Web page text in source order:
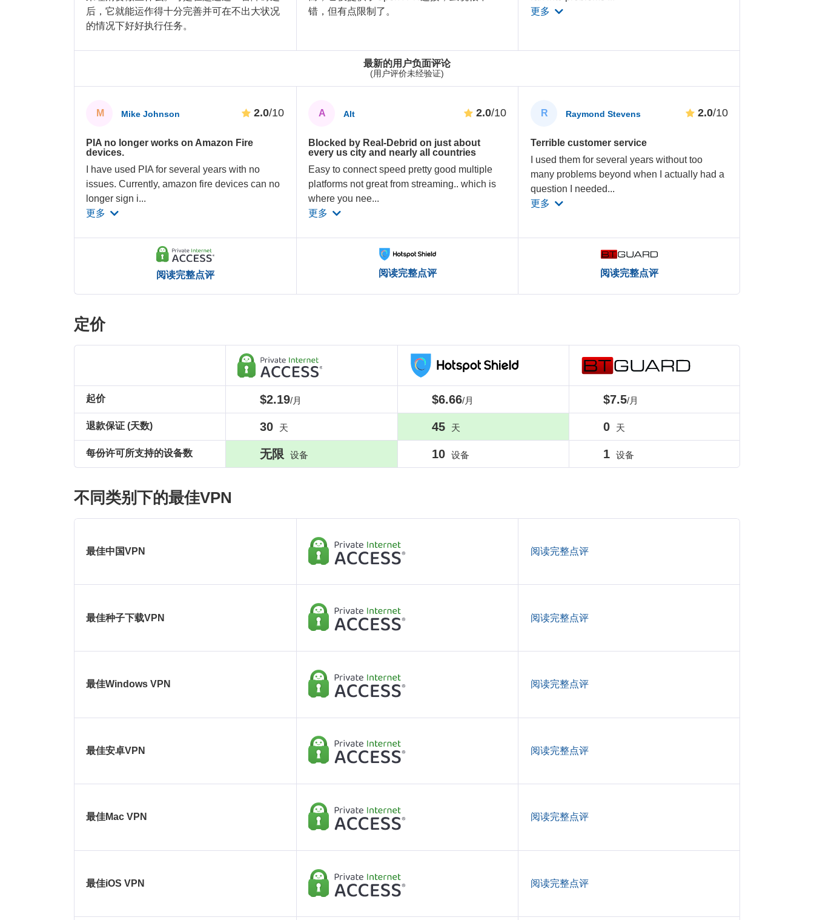
最新的用户负面评论
(用户评价未经验证)
后，它就能运作得十分完善并可在不出大状况
的情况下好好执行任务。
M Mike Johnson 2.0/10
PIA no longer works on Amazon Fire
devices.
I have used PIA for several years with no
issues. Currently, amazon fire devices can no
longer sign i...
更多
阅读完整点评
错，但有点限制了。
A Alt 2.0/10
Blocked by Real-Debrid on just about
every us city and nearly all countries
Easy to connect speed pretty good multiple
platforms not great from streaming.. which is
where you nee...
更多
阅读完整点评
更多
R Raymond Stevens 2.0/10
Terrible customer service
I used them for several years without too
many problems beyond when I actually had a
question I needed...
更多
阅读完整点评
定价
起价
退款保证 (天数)
每份许可所支持的设备数
$2.19/月
30 天
无限 设备
$6.66/月
45 天
10 设备
$7.5/月
0 天
1 设备
不同类别下的最佳VPN
最佳中国VPN 阅读完整点评
最佳种子下载VPN 阅读完整点评
最佳Windows VPN 阅读完整点评
最佳安卓VPN 阅读完整点评
最佳Mac VPN 阅读完整点评
最佳iOS VPN 阅读完整点评